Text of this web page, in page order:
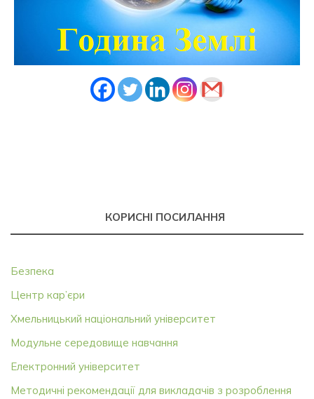
КОРИСНІ ПОСИЛАННЯ
Безпека
Центр кар’єри
Хмельницький національний університет
Модульне середовище навчання
Електронний університет
Методичні рекомендації для викладачів з розроблення